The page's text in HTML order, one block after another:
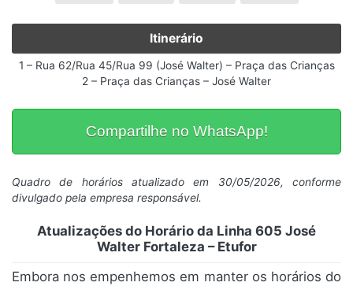
Itinerário
1 – Rua 62/Rua 45/Rua 99 (José Walter) – Praça das Crianças
2 – Praça das Crianças – José Walter
Compartilhe no WhatsApp!
Quadro de horários atualizado em 30/05/2026, conforme
divulgado pela empresa responsável.
Atualizações do Horário da Linha 605 José
Walter Fortaleza – Etufor
Embora nos empenhemos em manter os horários do